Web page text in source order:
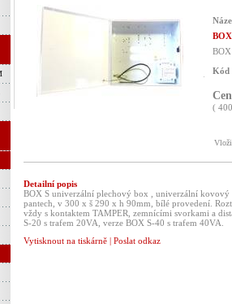
Kód
(
Detailní popis
BOX S univerzální plechový box , univerzální
pantech, v 300 x š 290 x h 90mm, bílé provedení.
vždy s kontaktem TAMPER, zemnícími svorkami a
S-20 s trafem 20VA, verze BOX S-40 s trafem 40VA.
Vytisknout na tiskárně | Poslat odkaz